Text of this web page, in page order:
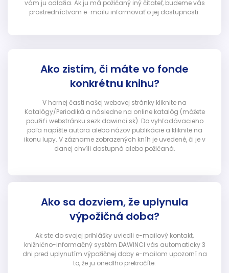
vám ju odložia. Ak ju má požičaný iný čitateľ, budeme vás
prostredníctvom e-mailu informovať o jej dostupnosti.
Ako zistím, či máte vo fonde
konkrétnu knihu?
V hornej časti našej webovej stránky kliknite na
Katalógy/Periodiká a následne na online katalóg (môžete
použiť i webstránku sezk.dawinci.sk). Do vyhľadávacieho
poľa napíšte autora alebo názov publikácie a kliknite na
ikonu lupy. V zázname zobrazených kníh je uvedené, či je v
danej chvíli dostupná alebo požičaná.
Ako sa dozviem, že uplynula
výpožičná doba?
Ak ste do svojej prihlášky uviedli e-mailový kontakt,
knižnično-informačný systém DAWINCI vás automaticky 3
dni pred uplynutím výpožičnej doby e-mailom upozorní na
to, že ju onedlho prekročíte.